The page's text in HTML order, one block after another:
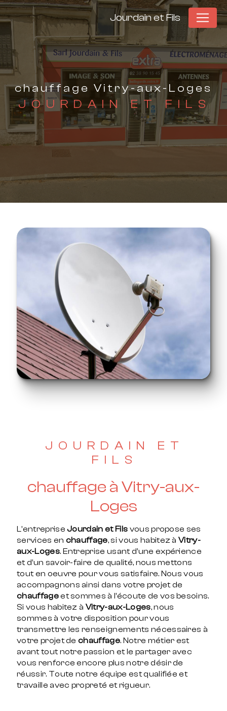
Jourdain et Fils
chauffage Vitry-aux-Loges
JOURDAIN ET FILS
JOURDAIN ET
FILS
chauffage à Vitry-aux-
Loges
L’entrepriseJourdain et Fils vous propose ses
services en chauffage, si vous habitez àVitry-
aux-Loges. Entreprise usant d’une expérience
et d’un savoir-faire de qualité, nous mettons
tout en oeuvre pour vous satisfaire. Nous vous
accompagnons ainsi dans votre projet de
chauffageet sommes à l’écoute de vos besoins.
Si vous habitez à Vitry-aux-Loges, nous
sommes à votre disposition pour vous
transmettre les renseignements nécessaires à
votre projet dechauffage. Notre métier est
avant tout notre passion et le partager avec
vous renforce encore plus notre désir de
réussir. Toute notre équipe est qualifiée et
travaille avec propreté et rigueur.
Panneau de gestion des cookies